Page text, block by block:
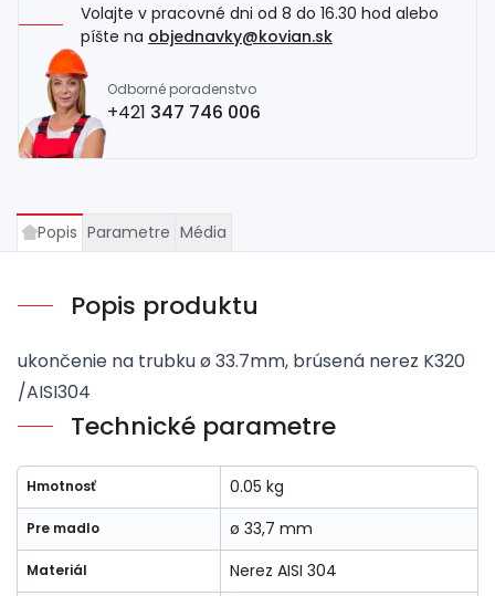
Volajte v pracovné dni od 8 do 16.30 hod alebo
píšte na objednavky@kovian.sk
Odborné poradenstvo
+421 347 746 006
Popis Parametre Média
Popis produktu
ukončenie na trubku ø 33.7mm, brúsená nerez K320
/AISI304
Technické parametre
Hmotnosť 0.05 kg
Pre madlo ø 33,7 mm
Materiál Nerez AISI 304